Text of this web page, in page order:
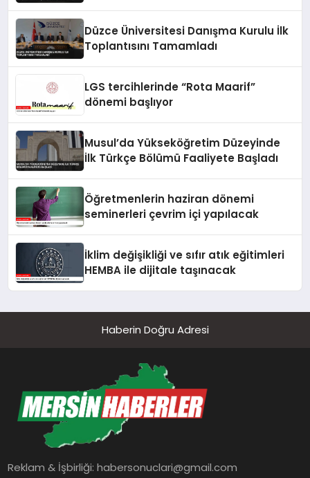
Düzce Üniversitesi Danışma Kurulu İlk
Toplantısını Tamamladı
LGS tercihlerinde “Rota Maarif”
dönemi başlıyor
Musul’da Yükseköğretim Düzeyinde
İlk Türkçe Bölümü Faaliyete Başladı
Öğretmenlerin haziran dönemi
seminerleri çevrim içi yapılacak
İklim değişikliği ve sıfır atık eğitimleri
HEMBA ile dijitale taşınacak
Haberin Doğru Adresi
Reklam & İşbirliği:habersonuclari@gmail.com